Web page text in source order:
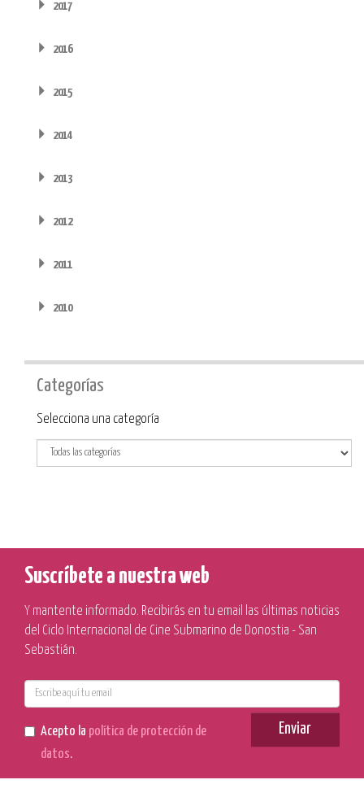
2017
2016
2015
2014
2013
2012
2011
2010
Categorías
Categoría
Selecciona una categoría
Suscríbete a nuestra web
Y mantente informado. Recibirás en tu email las últimas noticias
del Ciclo Internacional de Cine Submarino de Donostia - San
Sebastián.
Acepto la política de protección de
datos.
Enviar